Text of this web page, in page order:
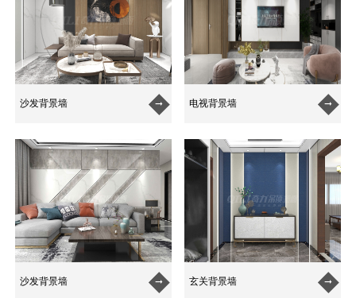
沙发背景墙  电视背景墙 
沙发背景墙  玄关背景墙 